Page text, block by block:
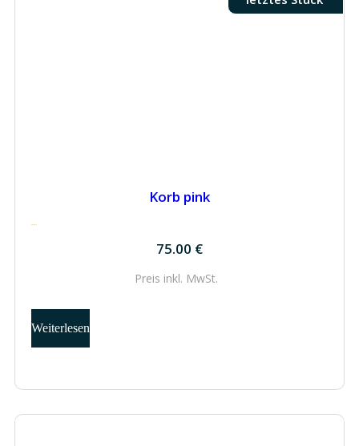
Korb pink
75.00 €
75.00 €
Preis inkl. MwSt.
Weiterlesen